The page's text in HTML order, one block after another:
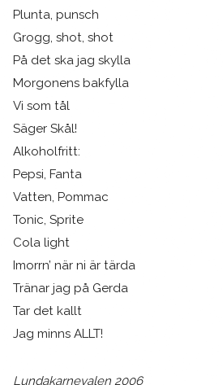
Plunta, punsch
Grogg, shot, shot
På det ska jag skylla
Morgonens bakfylla
Vi som tål
Säger Skål!
Alkoholfritt:
Pepsi, Fanta
Vatten, Pommac
Tonic, Sprite
Cola light
Imorrn’ när ni är tärda
Tränar jag på Gerda
Tar det kallt
Jag minns ALLT!
Lundakarnevalen 2006